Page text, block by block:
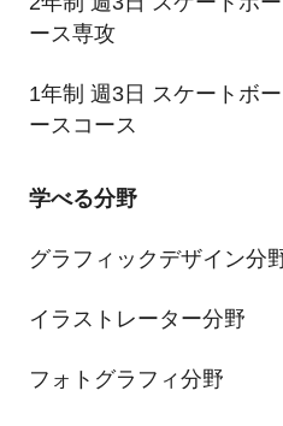
ース専攻
1年制 週3日 スケートボ
ースコース
学べる分野
グラフィックデザイン分
イラストレーター分野
フォトグラフィ分野